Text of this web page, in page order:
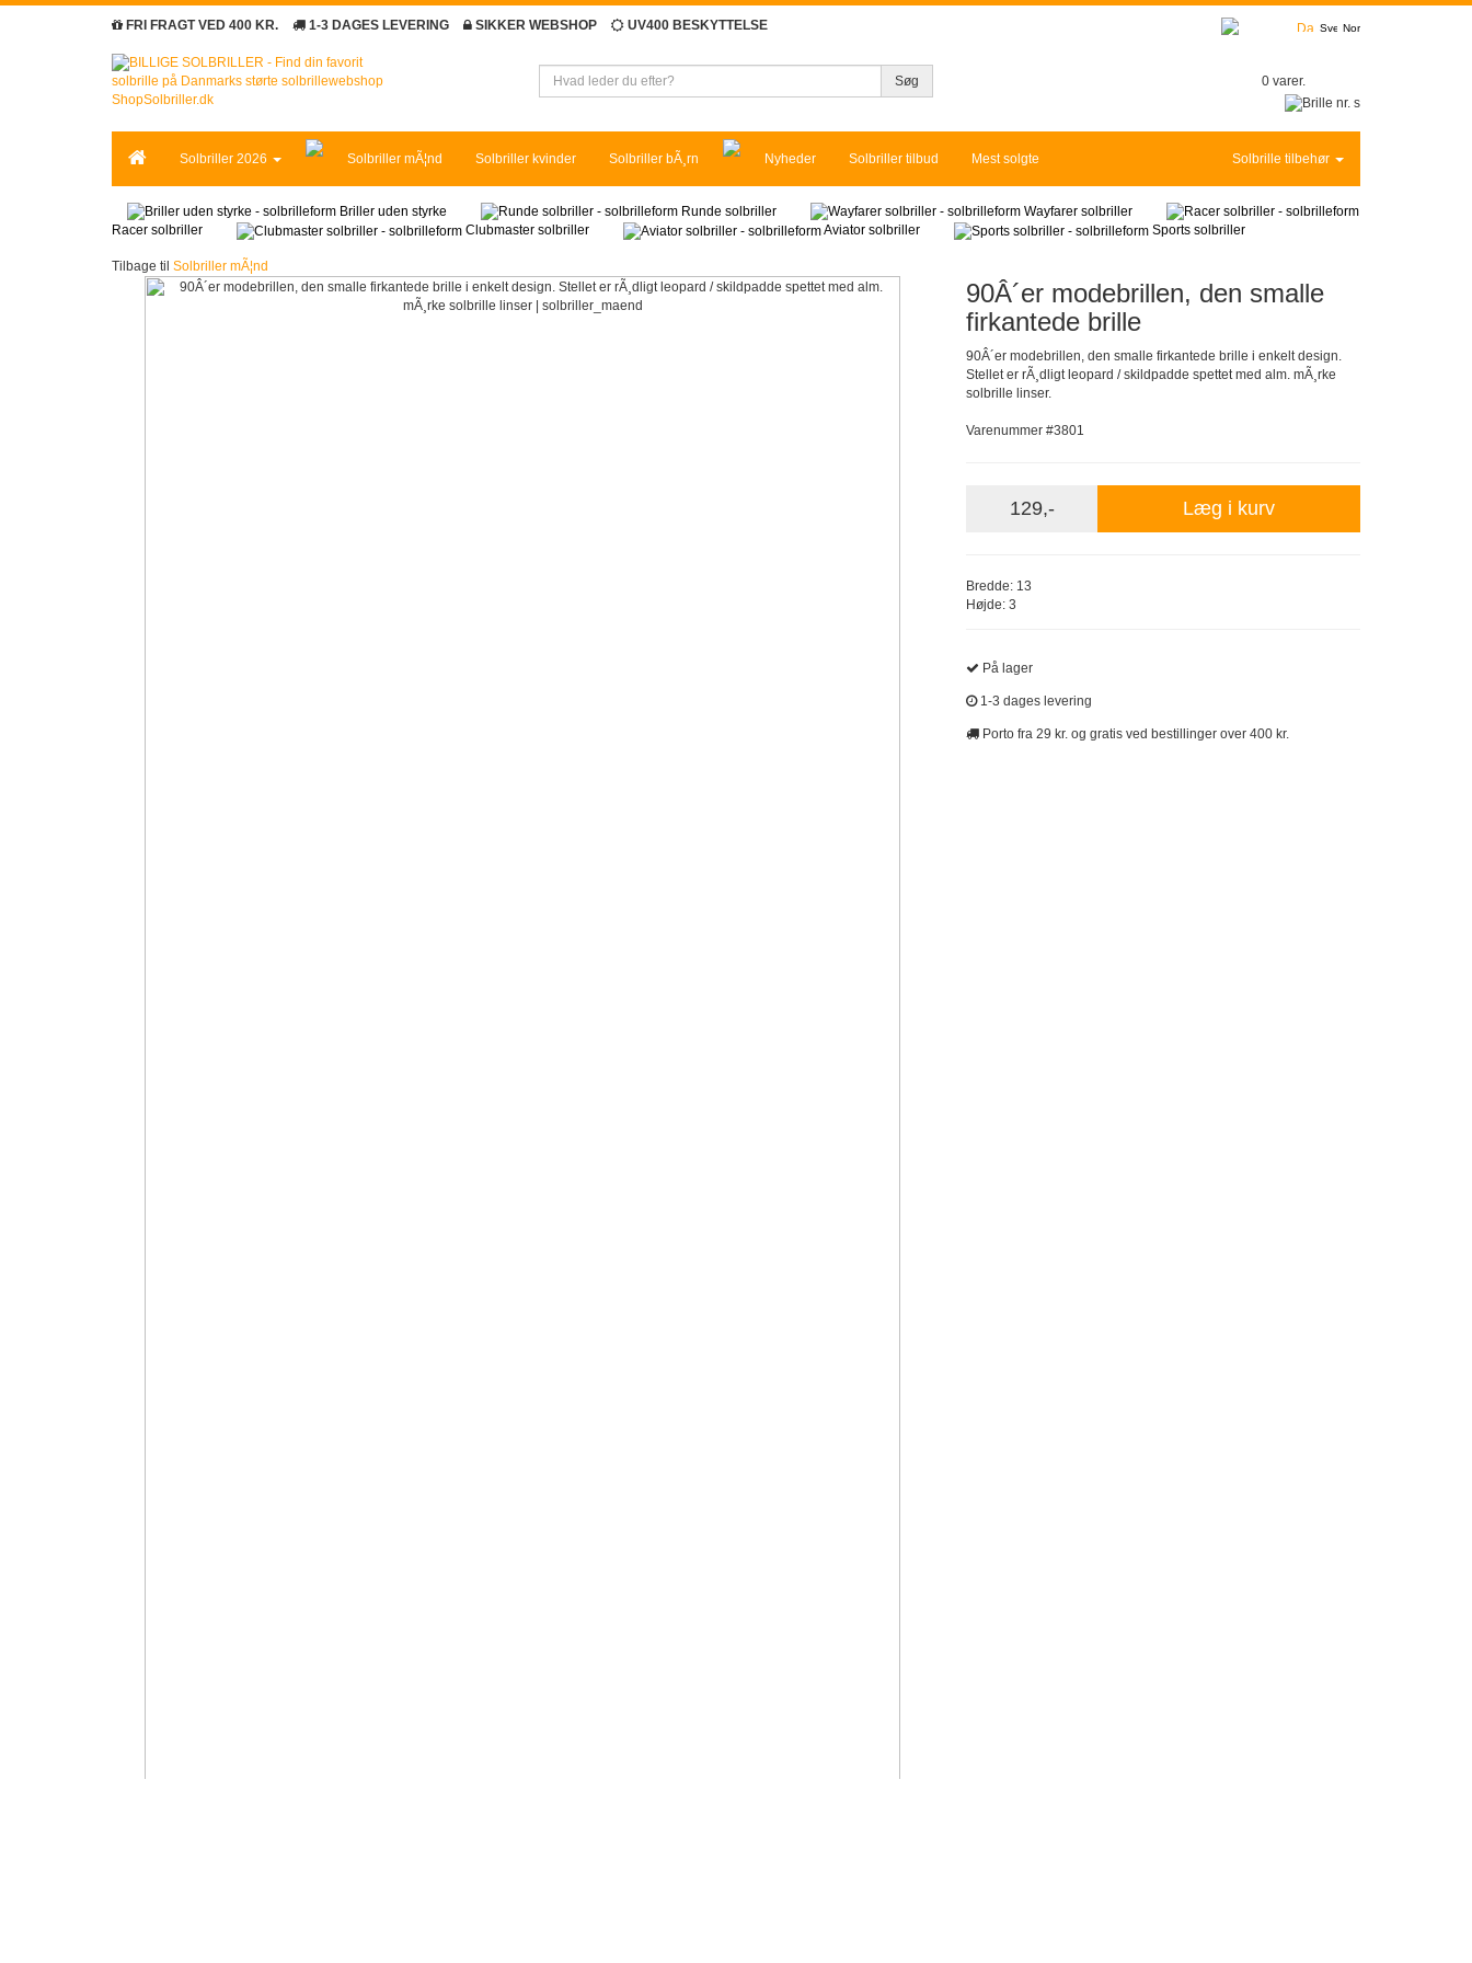
FRI FRAGT VED 400 KR. 1-3 DAGES LEVERING SIKKER WEBSHOP UV400 BESKYTTELSE
Søg 0 varer.
Solbriller 2026 Solbriller mÃ¦nd Solbriller kvinder Solbriller bÃ¸rn Nyheder Solbriller tilbud Mest solgte Solbrille tilbehør
Briller uden styrke Runde solbriller
Wayfarer solbriller
Racer solbriller
Clubmaster solbriller Aviator solbriller Sports solbriller
Tilbage til Solbriller mÃ¦nd
90Â´er modebrillen, den smalle
firkantede brille
90Â´er modebrillen, den smalle firkantede brille i enkelt design.
Stellet er rÃ¸dligt leopard / skildpadde spettet med alm. mÃ¸rke
solbrille linser.
Varenummer #3801
129,- Læg i kurv
Bredde: 13
Højde: 3
På lager
1-3 dages levering
Porto fra 29 kr. og gratis ved bestillinger over 400 kr.